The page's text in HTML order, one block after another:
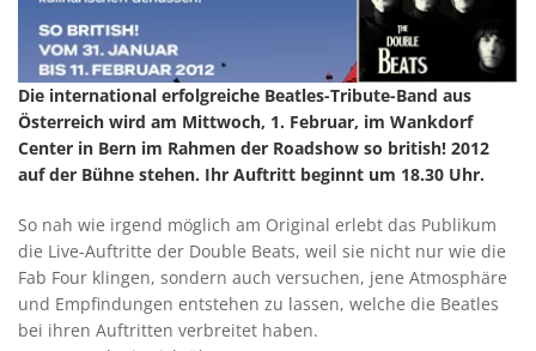
Die international erfolgreiche Beatles-Tribute-Band aus
Österreich wird am Mittwoch, 1. Februar, im Wankdorf
Center in Bern im Rahmen der Roadshow so british! 2012
auf der Bühne stehen. Ihr Auftritt beginnt um 18.30 Uhr.
So nah wie irgend möglich am Original erlebt das Publikum
die Live-Auftritte der Double Beats, weil sie nicht nur wie die
Fab Four klingen, sondern auch versuchen, jene Atmosphäre
und Empfindungen entstehen zu lassen, welche die Beatles
bei ihren Auftritten verbreitet haben.